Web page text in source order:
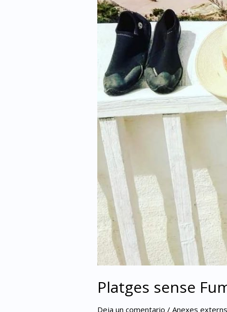
Platges sense
Deja un comentario / Anexes